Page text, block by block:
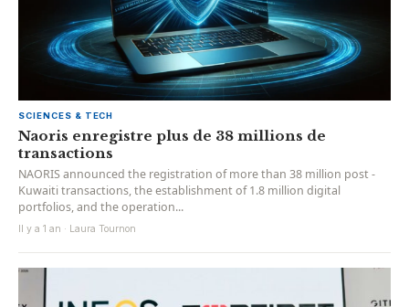
SCIENCES & TECH
Naoris enregistre plus de 38 millions de
transactions
NAORIS announced the registration of more than 38 million post -
Kuwaiti transactions, the establishment of 1.8 million digital
portfolios, and the operation...
Il y a 1 an · Laura Tournon